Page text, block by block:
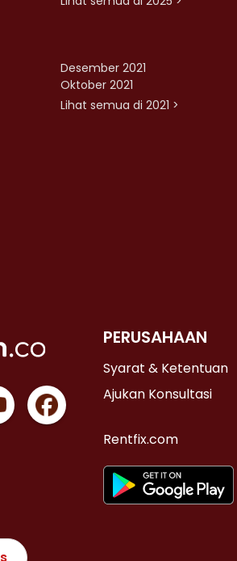
Desember 2021
Oktober 2021
Lihat semua di 2021 >
PERUSAHAAN
Syarat & Ketentuan
Ajukan Konsultasi
Rentfix.com